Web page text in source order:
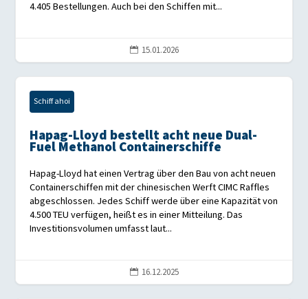
4.405 Bestellungen. Auch bei den Schiffen mit...
 15.01.2026
Schiff ahoi
Hapag-Lloyd bestellt acht neue Dual-
Fuel Methanol Containerschiffe
Hapag-Lloyd hat einen Vertrag über den Bau von acht neuen
Containerschiffen mit der chinesischen Werft CIMC Raffles
abgeschlossen. Jedes Schiff werde über eine Kapazität von
4.500 TEU verfügen, heißt es in einer Mitteilung. Das
Investitionsvolumen umfasst laut...
 16.12.2025